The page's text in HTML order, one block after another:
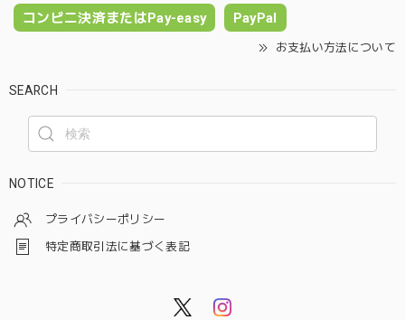
コンビニ決済またはPay-easy PayPal
お支払い方法について
SEARCH
NOTICE
プライバシーポリシー
特定商取引法に基づく表記